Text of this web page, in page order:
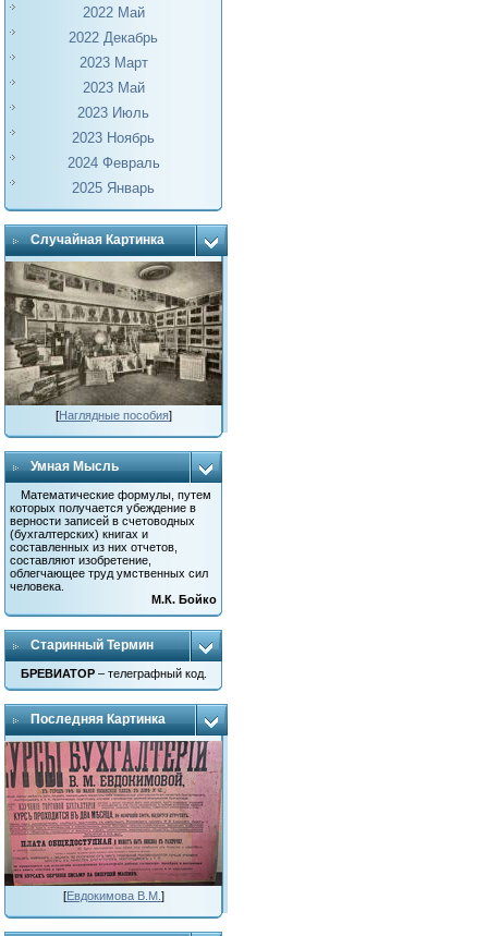
2022 Май
2022 Декабрь
2023 Март
2023 Май
2023 Июль
2023 Ноябрь
2024 Февраль
2025 Январь
Случайная Картинка
[Наглядные пособия]
Умная Мысль
Математические формулы, путем
которых получается убеждение в
верности записей в счетоводных
(бухгалтерских) книгах и
составленных из них отчетов,
составляют изобретение,
облегчающее труд умственных сил
человека.
М.К. Бойко
Старинный Термин
БРЕВИАТОР – телеграфный код.
Последняя Картинка
[Евдокимова В.М. ]